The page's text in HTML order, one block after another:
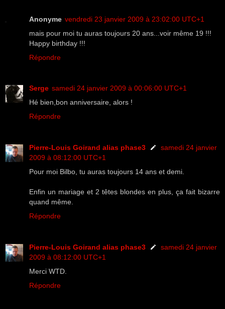
Anonyme vendredi 23 janvier 2009 à 23:02:00 UTC+1
mais pour moi tu auras toujours 20 ans...voir même 19 !!!
Happy birthday !!!
Répondre
Serge samedi 24 janvier 2009 à 00:06:00 UTC+1
Hé bien,bon anniversaire, alors !
Répondre
Pierre-Louis Goirand alias phase3
samedi 24 janvier
2009 à 08:12:00 UTC+1
Pour moi Bilbo, tu auras toujours 14 ans et demi.
Enfin un mariage et 2 têtes blondes en plus, ça fait bizarre
quand même.
Répondre
Pierre-Louis Goirand alias phase3
samedi 24 janvier
2009 à 08:12:00 UTC+1
Merci WTD.
Répondre